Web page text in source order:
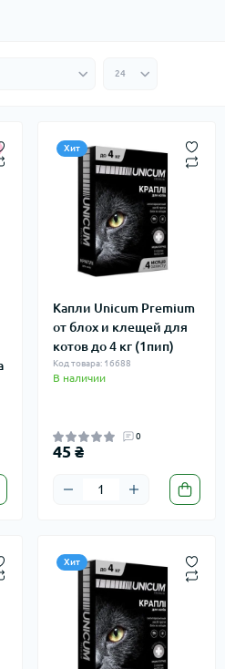
Хит
Капли Unicum Рremium
от блох и клещей для
котов до 4 кг (1пип)
Код товара: 16688
В наличии
0
45 ₴
Хит